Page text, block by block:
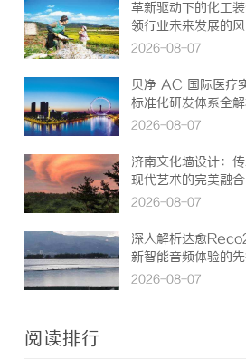
革新驱动下的化工装
领行业未来发展的
2026-08-07
贝净 AC 国际医疗
标准化研发体系全
2026-08-07
济南文化墙设计：
现代艺术的完美融合
2026-08-07
深入解析达愈
新智能音频体验的
2026-08-07
阅读排行